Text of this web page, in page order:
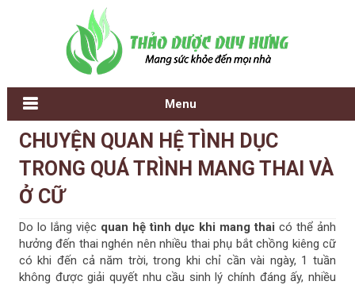
Menu
CHUYỆN QUAN HỆ TÌNH DỤC
TRONG QUÁ TRÌNH MANG THAI VÀ
Ở CỮ
Do lo lắng việc quan hệ tình dục khi mang thai có thể ảnh
hưởng đến thai nghén nên nhiều thai phụ bắt chồng kiêng cữ
có khi đến cả năm trời, trong khi chỉ cần vài ngày, 1 tuần
không được giải quyết nhu cầu sinh lý chính đáng ấy, nhiều